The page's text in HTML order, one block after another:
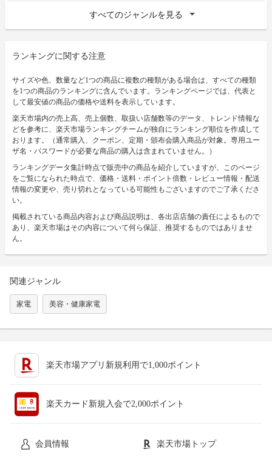
すべてのジャンルを見る
ランキングに関する注意
サイズや色、数量など1つの商品に複数の種類がある場合は、すべての種類
を1つの商品のランキングに含んでいます。ランキングページでは、代表と
して最安値の商品の価格や送料を表示しています。
楽天市場内の売上高、売上個数、取扱い店舗数等のデータ、トレンド情報な
どを参考に、楽天市場ランキングチームが独自にランキング順位を作成して
おります。（通常購入、クーポン、定期・頒布会購入商品が対象。専用ユー
ザ名・パスワードが必要な商品の購入は含まれていません。）
ランキングデータ集計時点で販売中の商品を紹介していますが、このページ
をご覧になられた時点で、価格・送料・ポイント倍数・レビュー情報・配送
情報の変更や、売り切れとなっている可能性もございますのでご了承くださ
い。
掲載されている商品内容および商品説明は、各出店店舗の責任によるもので
あり、楽天市場はその内容について何ら保証、推奨するものではありませ
ん。
関連ジャンル
家電 美容・健康家電
楽天市場アプリ新規利用で1,000ポイント
楽天カード新規入会で2,000ポイント
会員情報 楽天市場トップ